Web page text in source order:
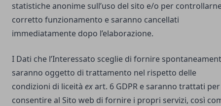
statistiche anonime sull’uso del sito e/o per
corretto funzionamento e saranno cancellati
immediatamente dopo l’elaborazione.
I Dati che l’Interessato sceglie di fornire
saranno oggetto di trattamento nel rispetto delle
condizioni di liceità exart. 6 GDPR e saranno trattati per
consentire al Sito web di fornire i propri servizi, così